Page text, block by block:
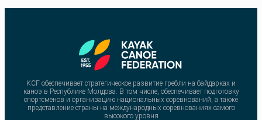
KCF обеспечивает стратегическое развитие гребли на байдарках и
каноэ в Республике Молдова. В том числе, обеспечивает подготовку
спортсменов и организацию национальных соревнований, а также
представление страны на международных соревнованиях самого
высокого уровня